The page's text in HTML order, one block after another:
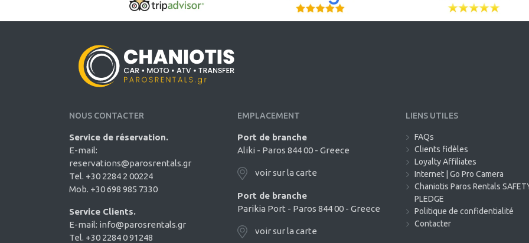
NOUS CONTACTER
Service de réservation.
E-mail:
reservations@parosrentals.gr
Tel. +30 2284 2 00224
Mob. +30 698 985 7330
Service Clients.
E-mail: info@parosrentals.gr
Tel. +30 2284 0 91248
EMPLACEMENT
Port de branche
Aliki - Paros 844 00 - Greece
voir sur la carte
Port de branche
Parikia Port - Paros 844 00 - Greece
voir sur la carte
LIENS UTILES
FAQs
Clients fidèles
Loyalty Affiliates
Internet | Go Pro Camera
Chaniotis Paros Rentals
PLEDGE
Politique de confidentialité
Contacter